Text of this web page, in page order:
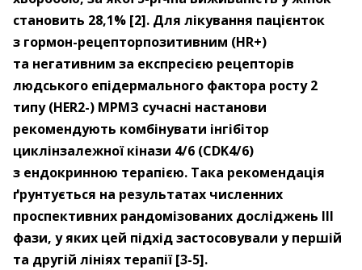
становить 28,1% [2]. Для лікування пацієнток
з гормон-рецепторпозитивним (HR+)
та негативним за експресією рецепторів
людського епідермального фактора росту 2
типу (HER2-) МРМЗ сучасні настанови
рекомендують комбінувати інгібітор
циклінзалежної кінази 4/6 (CDK4/6)
з ендокринною терапією. Така рекомендація
ґрунтується на результатах численних
проспективних рандомізованих досліджень III
фази, у яких цей підхід застосовували у першій
та другій лініях терапії [3-5].